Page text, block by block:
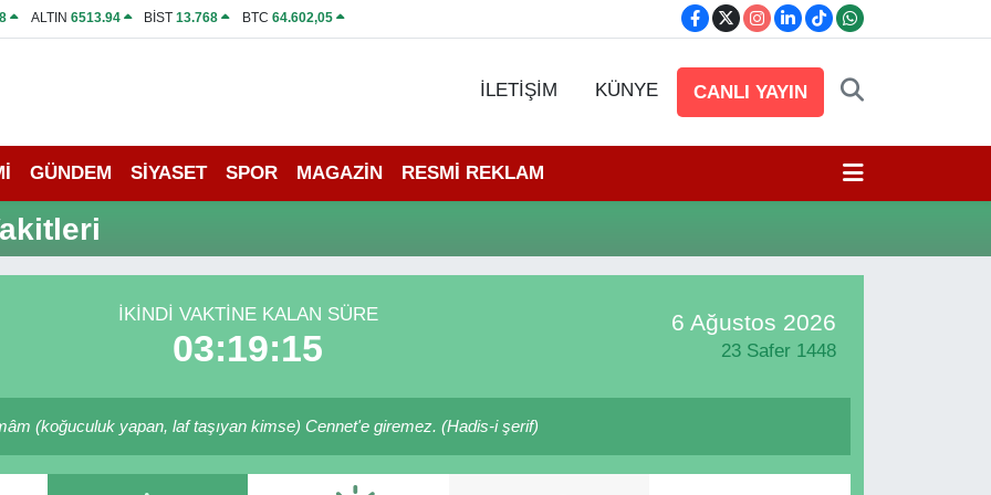
ALTIN 6513.94 BİST13.768 BTC 64.602,05
İLETİŞİM KÜNYE CANLI YAYIN
GÜNDEM SİYASET SPOR MAGAZİN RESMİ REKLAM
İKINDI VAKTINE KALAN SÜRE
03:19:15
6 Ağustos 2026
23 Safer 1448
(koğuculuk yapan, laf taşıyan kimse) Cennet'e giremez. (Hadis-i şerif)